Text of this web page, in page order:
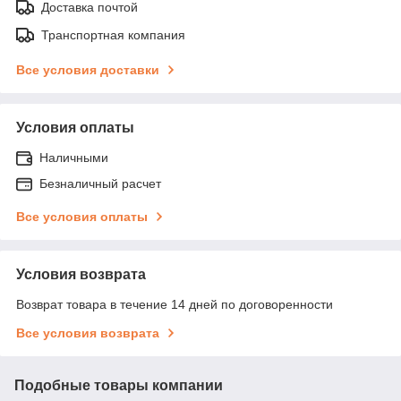
Доставка почтой
Транспортная компания
Все условия доставки
Условия оплаты
Наличными
Безналичный расчет
Все условия оплаты
Условия возврата
Возврат товара в течение 14 дней по договоренности
Все условия возврата
Подобные товары компании